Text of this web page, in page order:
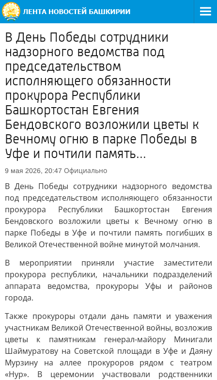
В День Победы сотрудники
надзорного ведомства под
председательством
исполняющего обязанности
прокурора Республики
Башкортостан Евгения
Бендовского возложили цветы к
Вечному огню в парке Победы в
Уфе и почтили память...
9 мая 2026, 20:47 Официально
В День Победы сотрудники надзорного ведомства
под председательством исполняющего обязанности
прокурора Республики Башкортостан Евгения
Бендовского возложили цветы к Вечному огню в
парке Победы в Уфе и почтили память погибших в
Великой Отечественной войне минутой молчания.
В мероприятии приняли участие заместители
прокурора республики, начальники подразделений
аппарата ведомства, прокуроры Уфы и районов
города.
Также прокуроры отдали дань памяти и уважения
участникам Великой Отечественной войны, возложив
цветы к памятникам генерал-майору Минигали
Шаймуратову на Советской площади в Уфе и Даяну
Мурзину на аллее прокуроров рядом с театром
«Нур». В церемонии участвовали родственники